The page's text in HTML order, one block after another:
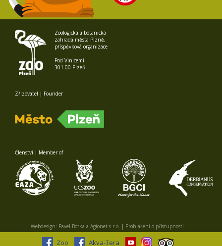
Zoologická a botanická
zahrada města Plzně,
příspěvková organizace
Pod Vinicemi
301 00 Plzeň
Zřizovatel | Founder
Členství | Member of
Webdesign: Pavel Botka a Agionet s.r.o. | Prohlášení o přístupnosti
Zoo Akva-Tera